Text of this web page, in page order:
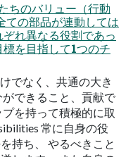
のバリュー（⾏動
の部品が連動しては
れ異なる役割であっ
を⽬指して1つのチ
でなく、共通の⼤き
できること、貢献で
を持って積極的に取
常に⾃⾝の役
持ち、 やるべきこと